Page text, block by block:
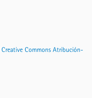
Creative Commons Atribución-